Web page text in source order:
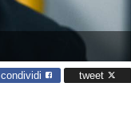
condividi tweet